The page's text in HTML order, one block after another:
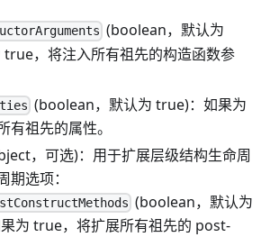
(boolean，默认为
，将注入所有祖先的构造函数参
(boolean，默认为 true)：如果为
祖先的属性。
，可选)：用于扩展层级结构生命周
期选项：
(boolean，默认为
为 true，将扩展所有祖先的 post-